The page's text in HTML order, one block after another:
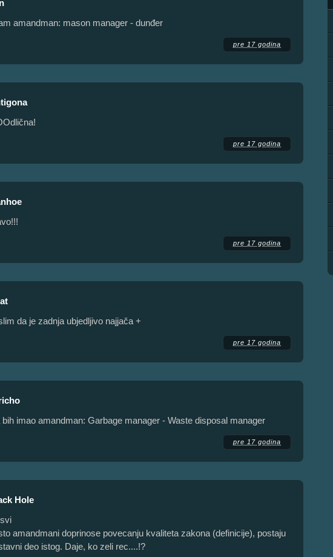
amandman: mason manager - dunđer
pre 17 godina
pre 17 godina
pre 17 godina
da je zadnja ubjedljivo najjača +
pre 17 godina
bih imao amandman: Garbage manager - Waste disposal manager
pre 17 godina
Hole
amandmani doprinose povecanju kvaliteta zakona (definicije), postaju
deo istog. Daje, ko zeli rec....!?